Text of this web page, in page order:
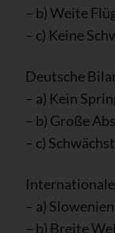
– b) Weite
– c) Keine
Deutsche
– a) Kein
– b) Große
– c)
– a)
– b) Breite